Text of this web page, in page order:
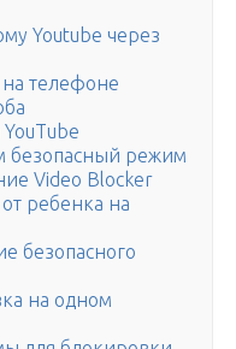
Youtube через
телефоне
безопасный режим
Video Blocker
ребенка на
безопасного
на одном